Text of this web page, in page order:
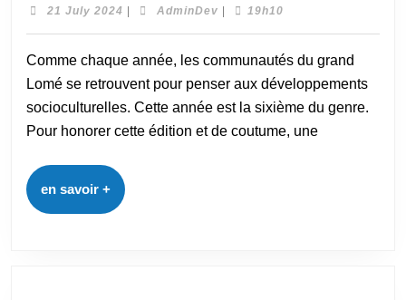
21 July 2024 AdminDev 19h10
Comme chaque année, les communautés du grand
Lomé se retrouvent pour penser aux développements
socioculturelles. Cette année est la sixième du genre.
Pour honorer cette édition et de coutume, une
en savoir +